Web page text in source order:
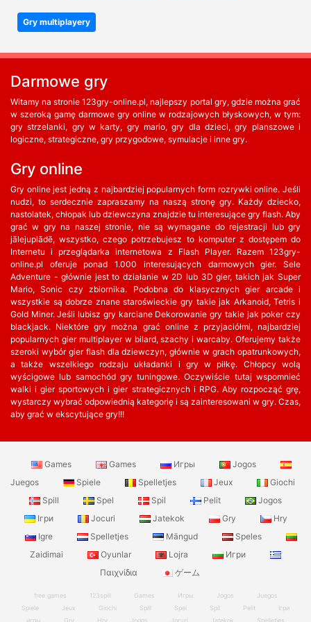
Gry multiplayery
Darmowe gry
Witamy na stronie 123gry-online.pl, najlepszy portal gry, gdzie można grać
w szeroką gamę darmowe gry online w rodzajowych błyskowych, w tym:
gry strzelanki, gry w karty, gry mario, gry dla dzieci, gry planszowe i
logiczne, strategiczne, gry przygodowe, symulacje i inne gry.
Gry online
Gry online jest jedną z najbardziej popularnych form rozrywki online. Jeśli
nudzi, to serdecznie zapraszamy na naszą stronę gry. Każdy dziecko,
nastolatek, chłopak lub dziewczyna znajdzie tu interesujące gry flash. Aby
grać w gry na naszej stronie, nie są wymagane do rejestracji lub gry
jālejuplādē, wszystko, czego potrzebujesz to komputer z dostępem do
Internetu i przeglądarka internetowa z Flash Player. Razem 123gry-
online.pl oferuje ponad 1.000 interesujących darmowych gier. Sele
Adventure - głównie jest to działanie w 2D lub 3D gier, takich jak Super
Mario, Sonic czy zbiornika. Podobna do klasycznych gier arcade i
wszystkie są dobrze znane staroświeckie gry takie jak Arkanoid, Tetris i
Gold Miner. Jeśli lubisz gry karciane Dekorowanie gry takie jak poker czy
blackjack. Niektóre gry można grać online z przyjaciółmi, najbardziej
popularnych gier multiplayer w bilard, szachy i warcaby. Oferujemy także
szeroki wybór gier flash dla dziewczyn, głównie w grach opatrunkowych,
a także wszelkiego rodzaju układanki i gry w piłkę. Chłopcy wolą
wyścigowe lub samochód gry tuningowe. Oczywiście tutaj wspomnieć
walki i gier sportowych i gier strategicznych i RPG. Aby rozpocząć grę,
wystarczy wybrać odpowiednią kategorię i są zainteresowani w gry. Czas,
aby grać w ekscytujące gry!!!
Games Games Игры
Jogos
Juegos
Spiele Spelletjes Jeux
Giochi
Spill
Spel Spil Pelit
Jogos
Ігри
Jocuri Jatekok Gry
Hry
Igre
Spelletjes Mängud
Speles
Zaidimai
Oyunlar Lojra
Игри
Παιχνίδια
ゲーム
free games 123spill Games Игры Jogos
Juegos
Spiele
Jeux Giochi Spill Spel Spil Pelit
Ігри
игры
Gry Hry Jogos Jocuri Jatekok Spelletjes